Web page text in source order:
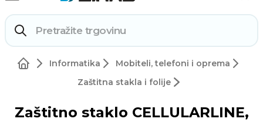
Informatika
Mobiteli, telefoni i oprema
Zaštitna stakla i folije
Zaštitno staklo CELLULARLINE,